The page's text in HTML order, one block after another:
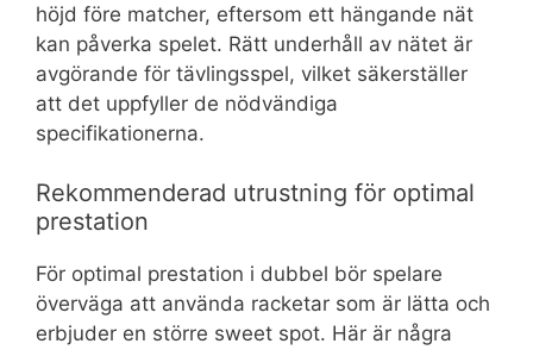
höjd före matcher, eftersom ett hängande nät
kan påverka spelet. Rätt underhåll av nätet är
avgörande för tävlingsspel, vilket säkerställer
att det uppfyller de nödvändiga
specifikationerna.
Rekommenderad utrustning för optimal
prestation
För optimal prestation i dubbel bör spelare
överväga att använda racketar som är lätta och
erbjuder en större sweet spot. Här är några